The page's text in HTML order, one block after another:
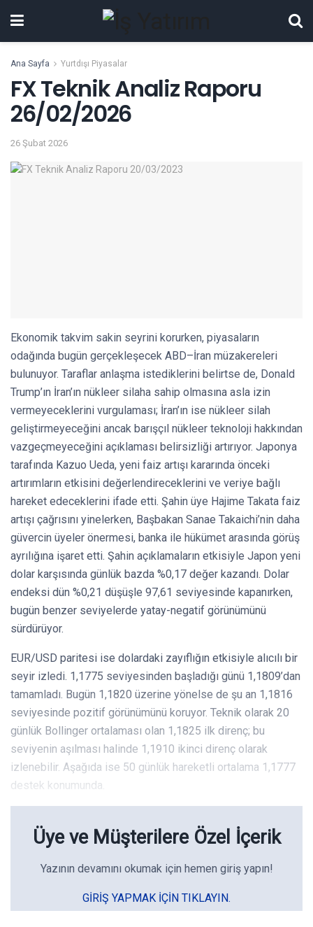
Ana Sayfa Yurtdışı Piyasalar
FX Teknik Analiz Raporu
26/02/2026
26 Şubat 2026
Ekonomik takvim sakin seyrini korurken, piyasaların
odağında bugün gerçekleşecek ABD–İran müzakereleri
bulunuyor. Taraflar anlaşma istediklerini belirtse de, Donald
Trump’ın İran’ın nükleer silaha sahip olmasına asla izin
vermeyeceklerini vurgulaması; İran’ın ise nükleer silah
geliştirmeyeceğini ancak barışçıl nükleer teknoloji hakkından
vazgeçmeyeceğini açıklaması belirsizliği artırıyor. Japonya
tarafında Kazuo Ueda, yeni faiz artışı kararında önceki
artırımların etkisini değerlendireceklerini ve veriye bağlı
hareket edeceklerini ifade etti. Şahin üye Hajime Takata faiz
artışı çağrısını yinelerken, Başbakan Sanae Takaichi’nin daha
güvercin üyeler önermesi, banka ile hükümet arasında görüş
ayrılığına işaret etti. Şahin açıklamaların etkisiyle Japon yeni
dolar karşısında günlük bazda %0,17 değer kazandı. Dolar
endeksi dün %0,21 düşüşle 97,61 seviyesinde kapanırken,
bugün benzer seviyelerde yatay-negatif görünümünü
sürdürüyor.
EUR/USD paritesi ise dolardaki zayıflığın etkisiyle alıcılı bir
seyir izledi. 1,1775 seviyesinden başladığı günü 1,1809’dan
tamamladı. Bugün 1,1820 üzerine yönelse de şu an 1,1816
seviyesinde pozitif görünümünü koruyor. Teknik olarak 20
günlük Bollinger ortalaması olan 1,1825 ilk direnç; bu
seviyenin aşılması halinde 1,1910 ikinci direnç olarak
izlenebilir. Aşağıda ise 50 günlük hareketli ortalama 1,1777
destek konumunda.
Üye ve Müşterilere Özel İçerik
Yazının devamını okumak için hemen giriş yapın!
GIRIŞ YAPMAK IÇIN TIKLAYIN.